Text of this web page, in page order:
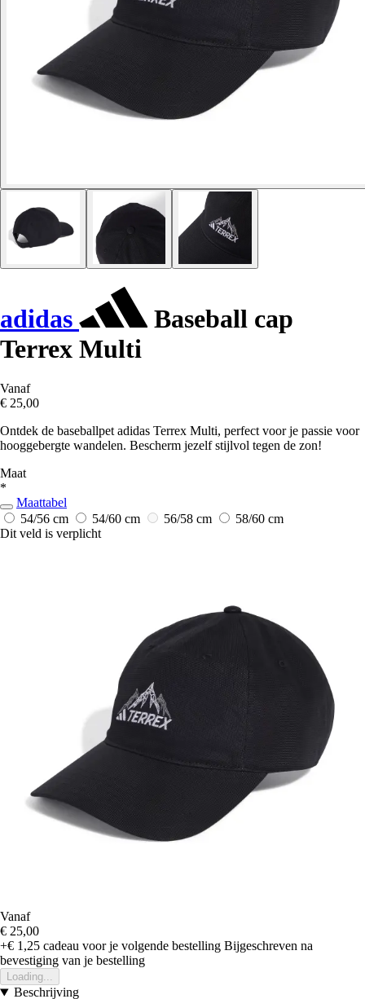
adidas
Baseball cap
Terrex Multi
Vanaf
€ 25,00
Ontdek de baseballpet adidas Terrex Multi, perfect voor je passie voor
hooggebergte wandelen. Bescherm jezelf stijlvol tegen de zon!
Maat
*
Maattabel
54/56 cm
54/60 cm 56/58 cm
58/60 cm
Dit veld is verplicht
Vanaf
€ 25,00
+€ 1,25 cadeau voor je volgende bestelling Bijgeschreven na
bevestiging van je bestelling
Loading...
Beschrijving